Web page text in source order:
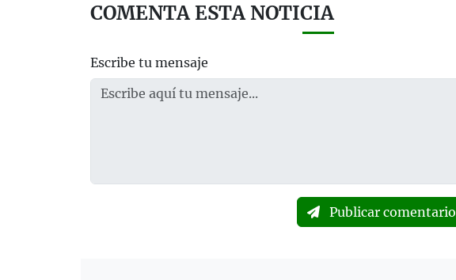
COMENTA ESTA NOTICIA
Escribe tu mensaje
Publicar comentario